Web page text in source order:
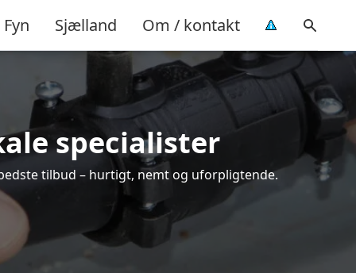
Fyn Sjælland Om / kontakt
specialister
tilbud – hurtigt, nemt og uforpligtende.